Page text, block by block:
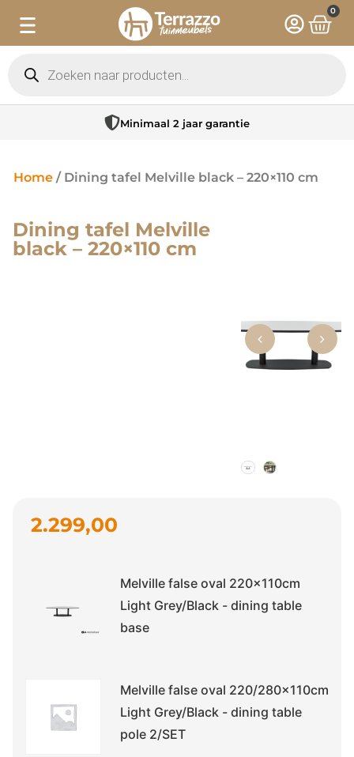
0
Minimaal 2 jaar garantie
Home / Dining tafel Melville black – 220×110 cm
Dining tafel Melville
black – 220×110 cm
2.299,00
Melville false oval 220x110cm
Light Grey/Black - dining table
base
Melville false oval 220/280x110cm
Light Grey/Black - dining table
pole 2/SET